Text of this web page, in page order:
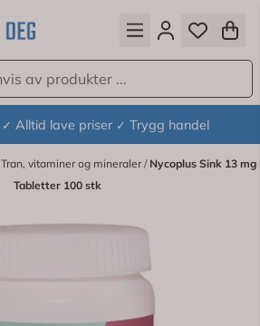
✓ Alltid lave priser ✓ Trygg handel
Tran, vitaminer og mineraler/ Nycoplus Sink 13 mg
Tabletter 100 stk